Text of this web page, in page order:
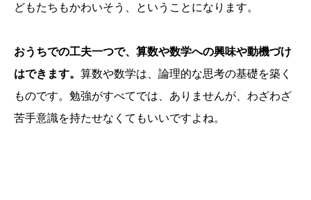
どもたちもかわいそう、ということになります。
おうちでの工夫一つで、算数や数学への興味や動機づけ
はできます。 算数や数学は、論理的な思考の基礎を築く
ものです。勉強がすべてでは、ありませんが、わざわざ
苦手意識を持たせなくてもいいですよね。